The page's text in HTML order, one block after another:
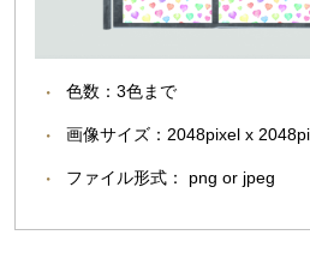
色数：3色まで
画像サイズ：2048pixel x
ファイル形式： png or jpeg